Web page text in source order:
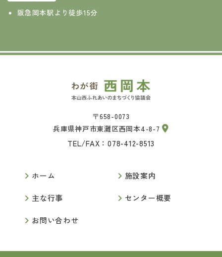
阪急岡本駅より徒歩15分
〒658-0073
兵庫県神戸市東灘区西岡本4-8-7
TEL/FAX：078-412-8513
ホーム 施設案内
主な行事 センター概要
お問い合わせ